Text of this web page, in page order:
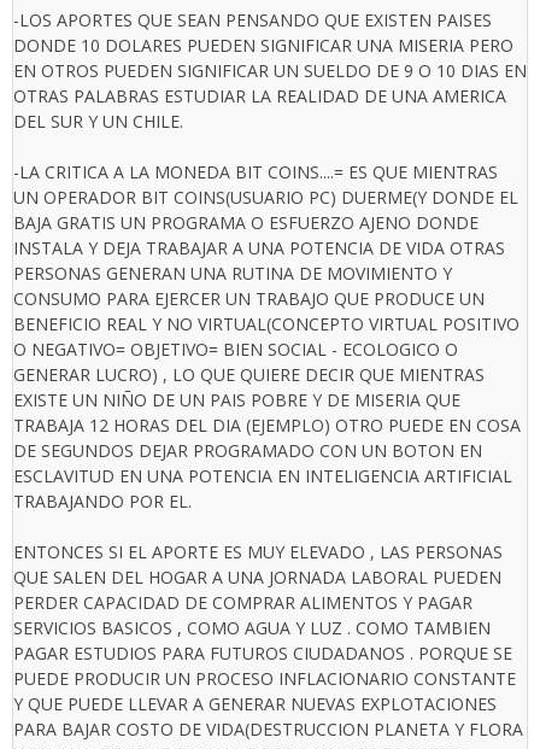
-LOS APORTES QUE SEAN PENSANDO QUE EXISTEN PAISES
DONDE 10 DOLARES PUEDEN SIGNIFICAR UNA MISERIA PERO
EN OTROS PUEDEN SIGNIFICAR UN SUELDO DE 9 O 10 DIAS EN
OTRAS PALABRAS ESTUDIAR LA REALIDAD DE UNA AMERICA
DEL SUR Y UN CHILE.
-LA CRITICA A LA MONEDA BIT COINS....= ES QUE MIENTRAS
UN OPERADOR BIT COINS(USUARIO PC) DUERME(Y DONDE EL
BAJA GRATIS UN PROGRAMA O ESFUERZO AJENO DONDE
INSTALA Y DEJA TRABAJAR A UNA POTENCIA DE VIDA OTRAS
PERSONAS GENERAN UNA RUTINA DE MOVIMIENTO Y
CONSUMO PARA EJERCER UN TRABAJO QUE PRODUCE UN
BENEFICIO REAL Y NO VIRTUAL(CONCEPTO VIRTUAL POSITIVO
O NEGATIVO= OBJETIVO= BIEN SOCIAL - ECOLOGICO O
GENERAR LUCRO) , LO QUE QUIERE DECIR QUE MIENTRAS
EXISTE UN NIÑO DE UN PAIS POBRE Y DE MISERIA QUE
TRABAJA 12 HORAS DEL DIA (EJEMPLO) OTRO PUEDE EN COSA
DE SEGUNDOS DEJAR PROGRAMADO CON UN BOTON EN
ESCLAVITUD EN UNA POTENCIA EN INTELIGENCIA ARTIFICIAL
TRABAJANDO POR EL.
ENTONCES SI EL APORTE ES MUY ELEVADO , LAS PERSONAS
QUE SALEN DEL HOGAR A UNA JORNADA LABORAL PUEDEN
PERDER CAPACIDAD DE COMPRAR ALIMENTOS Y PAGAR
SERVICIOS BASICOS , COMO AGUA Y LUZ . COMO TAMBIEN
PAGAR ESTUDIOS PARA FUTUROS CIUDADANOS . PORQUE SE
PUEDE PRODUCIR UN PROCESO INFLACIONARIO CONSTANTE
Y QUE PUEDE LLEVAR A GENERAR NUEVAS EXPLOTACIONES
PARA BAJAR COSTO DE VIDA(DESTRUCCION PLANETA Y FLORA